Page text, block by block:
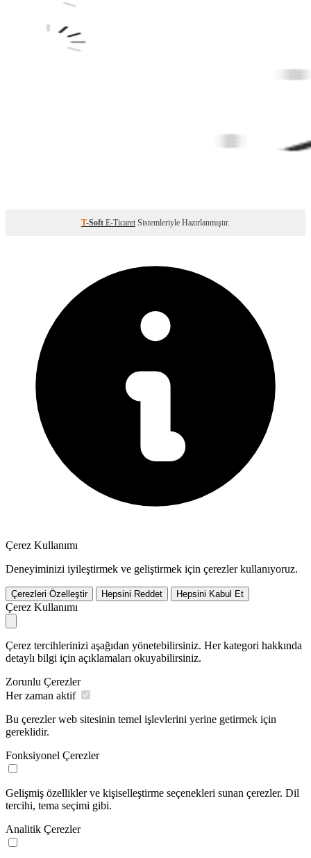
T-Soft E-Ticaret Sistemleriyle Hazırlanmıştır.
Çerez Kullanımı
Deneyiminizi iyileştirmek ve geliştirmek için çerezler kullanıyoruz.
Çerezleri Özelleştir Hepsini Reddet Hepsini Kabul Et
Çerez Kullanımı
Çerez tercihlerinizi aşağıdan yönetebilirsiniz. Her kategori hakkında
detaylı bilgi için açıklamaları okuyabilirsiniz.
Zorunlu Çerezler
Her zaman aktif
Bu çerezler web sitesinin temel işlevlerini yerine getirmek için
gereklidir.
Fonksiyonel Çerezler
Gelişmiş özellikler ve kişiselleştirme seçenekleri sunan çerezler. Dil
tercihi, tema seçimi gibi.
Analitik Çerezler